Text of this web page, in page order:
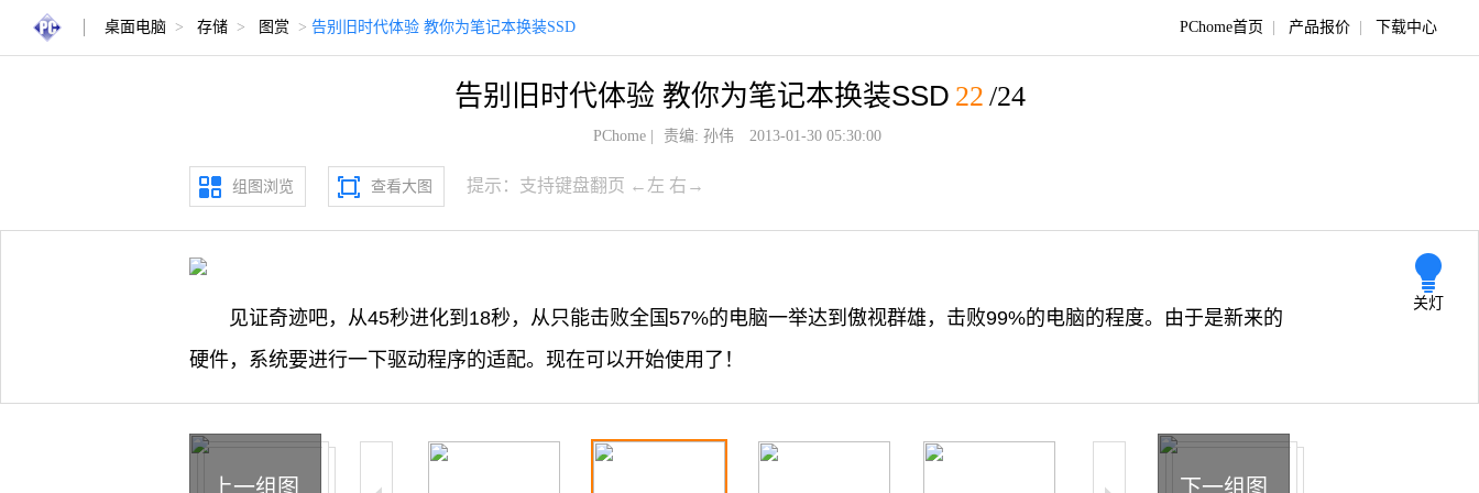
桌面电脑 > 存储 > 图赏 > 告别旧时代体验 教你为笔记本换装SSD PChome首页 产品报价 下载中心
告别旧时代体验 教你为笔记本换装SSD 22 /24
PChome| 责编: 孙伟 2013-01-30 05:30:00
组图浏览 查看大图 提示：支持键盘翻页 ←左 右→
关灯
见证奇迹吧，从45秒进化到18秒，从只能击败全国57%的电脑一举达到傲视群雄，击败99%的电脑的程度。由于是新来的
硬件，系统要进行一下驱动程序的适配。现在可以开始使用了！
上一组图 下一组图